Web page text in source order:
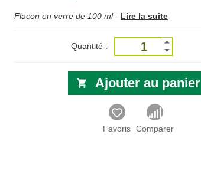
Flacon en verre de 100 ml - Lire la suite
Quantité :
Ajouter au panier
Favoris Comparer